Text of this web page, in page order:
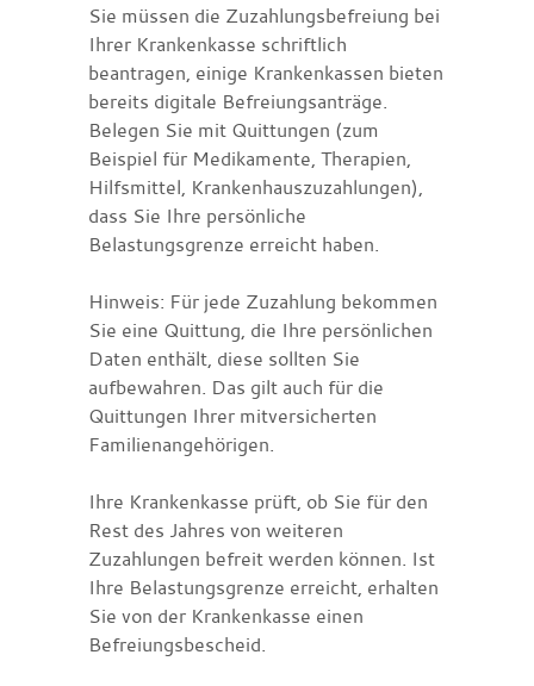
Sie müssen die Zuzahlungsbefreiung bei
Ihrer Krankenkasse schriftlich
beantragen, einige Krankenkassen bieten
bereits digitale Befreiungsanträge.
Belegen Sie mit Quittungen (zum
Beispiel für Medikamente, Therapien,
Hilfsmittel, Krankenhauszuzahlungen),
dass Sie Ihre persönliche
Belastungsgrenze erreicht haben.
Hinweis: Für jede Zuzahlung bekommen
Sie eine Quittung, die Ihre persönlichen
Daten enthält, diese sollten Sie
aufbewahren. Das gilt auch für die
Quittungen Ihrer mitversicherten
Familienangehörigen.
Ihre Krankenkasse prüft, ob Sie für den
Rest des Jahres von weiteren
Zuzahlungen befreit werden können. Ist
Ihre Belastungsgrenze erreicht, erhalten
Sie von der Krankenkasse einen
Befreiungsbescheid.